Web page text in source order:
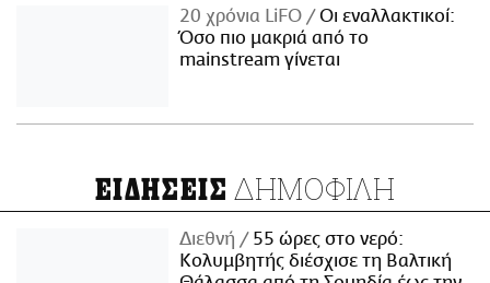
20 χρόνια LiFO
Οι εναλλακτικοί:
Όσο πιο μακριά από το
mainstream γίνεται
ΕΙΔΗΣΕΙΣ ΔΗΜΟΦΙΛΗ
Διεθνή
55 ώρες στο νερό:
Κολυμβητής διέσχισε τη Βαλτική